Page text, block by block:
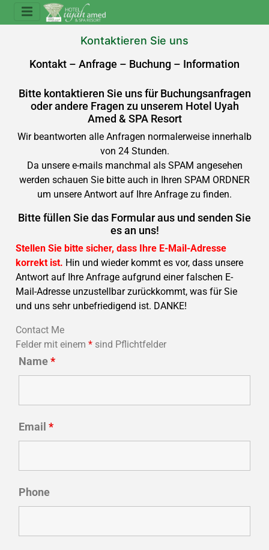
Kontaktieren Sie uns
Kontakt – Anfrage – Buchung – Information
Bitte kontaktieren Sie uns für Buchungsanfragen
oder andere Fragen zu unserem Hotel Uyah
Amed & SPA Resort
Wir beantworten alle Anfragen normalerweise innerhalb
von 24 Stunden.
Da unsere e-mails manchmal als SPAM angesehen
werden schauen Sie bitte auch in Ihren SPAM ORDNER
um unsere Antwort auf Ihre Anfrage zu finden.
Bitte füllen Sie das Formular aus und senden Sie
es an uns!
Stellen Sie bitte sicher, dass Ihre E-Mail-Adresse
korrekt ist. Hin und wieder kommt es vor, dass unsere
Antwort auf Ihre Anfrage aufgrund einer falschen E-
Mail-Adresse unzustellbar zurückkommt, was für Sie
und uns sehr unbefriedigend ist. DANKE!
Contact Me
Felder mit einem * sind Pflichtfelder
Name*
Email *
Phone